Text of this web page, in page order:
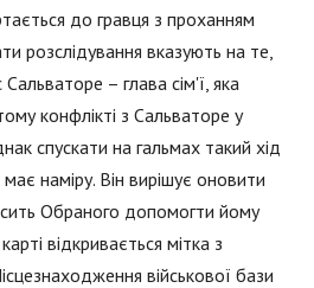
до гравця з проханням
розслідування вказують на те,
– глава сім'ї, яка
конфлікті з Сальваторе у
спускати на гальмах такий хід
наміру. Він вирішує оновити
Обраного допомогти йому
відкривається мітка з
військової бази